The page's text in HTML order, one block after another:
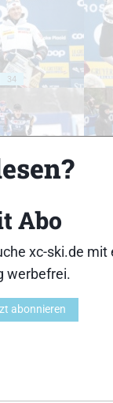
34
44
Abo
xc-ski.de
werbefrei.
abonnieren